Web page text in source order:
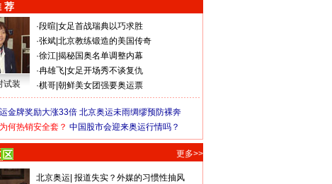
荐
试装
·段暄 女足首战瑞典以巧求胜
·张斌 北京教练锻造的美国传奇
·徐江 揭秘国奥名单调整内幕
·冉雄飞 女足开场秀不谈复仇
·棋哥 朝鲜美女团强要奥运票
金牌奖励大涨33倍 北京奥运未雨绸缪预防裸奔
何热销安全套？ 中国股市会迎来奥运行情吗？
更多>>
北京奥运 报道失实？外媒的习惯性抽风